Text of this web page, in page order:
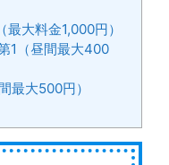
大料金1,000円）
1（昼間最大400
最大500円）